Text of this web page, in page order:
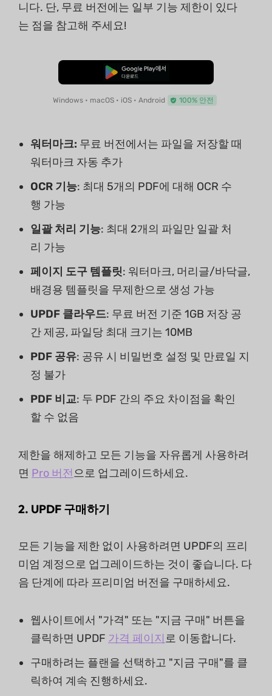
니다. 단, 무료 버전에는 일부 기능 제한이 있다
는 점을 참고해 주세요!
무료로 다운로드
Windows • macOS • iOS • Android 100% 안전
워터마크: 무료 버전에서는 파일을 저장할 때
워터마크 자동 추가
OCR 기능: 최대 5개의 PDF에 대해 OCR 수
행 가능
일괄 처리 기능: 최대 2개의 파일만 일괄 처
리 가능
페이지 도구 템플릿: 워터마크, 머리글/바닥글,
배경용 템플릿을 무제한으로 생성 가능
UPDF 클라우드: 무료 버전 기준 1GB 저장 공
간 제공, 파일당 최대 크기는 10MB
PDF 공유: 공유 시 비밀번호 설정 및 만료일 지
정 불가
PDF 비교: 두 PDF 간의 주요 차이점을 확인
할 수 없음
제한을 해제하고 모든 기능을 자유롭게 사용하려
면 Pro 버전으로 업그레이드하세요.
2. UPDF 구매하기
모든 기능을 제한 없이 사용하려면 UPDF의 프리
미엄 계정으로 업그레이드하는 것이 좋습니다. 다
음 단계에 따라 프리미엄 버전을 구매하세요.
웹사이트에서 "가격" 또는 "지금 구매" 버튼을
클릭하면 UPDF 가격 페이지로 이동합니다.
구매하려는 플랜을 선택하고 "지금 구매"를 클
릭하여 계속 진행하세요.